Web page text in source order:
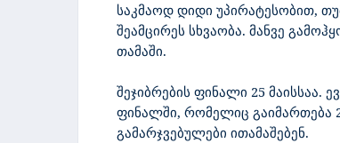
საკმაოდ დიდი უპირატესობით,
შეამცირეს სხვაობა. მანვე
თამაში.
შეჯიბრების ფინალი 25 მაისსაა.
ფინალში, რომელიც გაიმართება
გამარჯვებულები ითამაშებენ.